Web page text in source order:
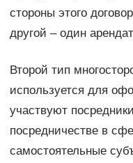
стороны этого
другой – один
Второй тип
используется для
участвуют
посредничестве в
самостоятельные